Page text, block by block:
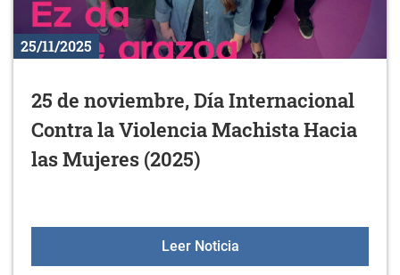
25/11/2025
25 de noviembre, Día Internacional
Contra la Violencia Machista Hacia
las Mujeres (2025)
Leer Noticia25 de noviembre, Día